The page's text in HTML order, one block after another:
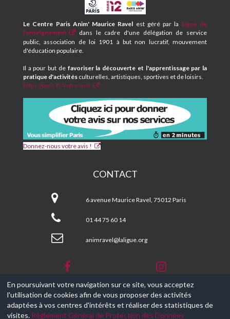
ET
CENTRE
SOCIAL
MAURICE
Le Centre Paris Anim' Maurice Ravel est géré par la Ligue de
l'enseignement
dans le cadre d'une délégation de service
public, association de loi 1901 à but non lucratif, mouvement
d'éducation populaire.
Il a pour but de favoriser la découverte et l'apprentissage par la
pratique d'activités culturelles, artistiques, sportives et de loisirs.
https://paris.fr/votre-avis
Donnez-nous votre avis !
CONTACT
Centre
Social
MAURICE
6 avenue Maurice Ravel, 75012 Paris
01 44 75 60 14
animravel@laligue.org
© 2017-2026, Ce site est propulsé par Aniapps.fr
En poursuivant votre navigation sur ce site, vous acceptez
l'utilisation de cookies afin de vous proposer des activités
adaptées à vos centres d'intérêts et réaliser des statistiques de
visites. Règlement Général de Protection des Données